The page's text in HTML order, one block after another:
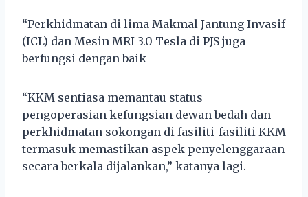
“Perkhidmatan di lima Makmal Jantung Invasif
(ICL) dan Mesin MRI 3.0 Tesla di PJS juga
berfungsi dengan baik
“KKM sentiasa memantau status
pengoperasian kefungsian dewan bedah dan
perkhidmatan sokongan di fasiliti-fasiliti KKM
termasuk memastikan aspek penyelenggaraan
secara berkala dijalankan,” katanya lagi.